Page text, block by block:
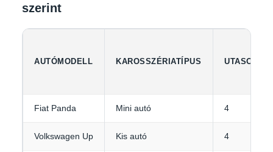
szerint
AUTÓMODELL KAROSSZÉRIATÍPUS UTASOK
Fiat Panda Mini autó 4
Volkswagen Up Kis autó 4